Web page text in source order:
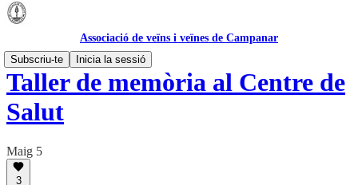
Associació de veïns i veïnes de Campanar
Subscriu-te
Inicia la sessió
Taller de memòria al Centre de
Salut
Maig 5
3